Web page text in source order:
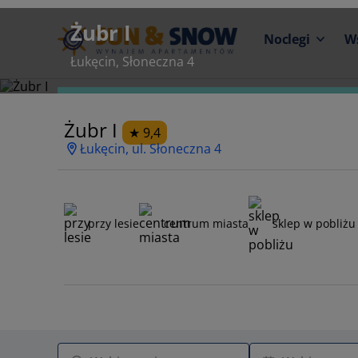
Noclegi
Żubr I
Łukęcin, Słoneczna 4
Żubr I
9,4
Łukęcin, ul. Słoneczna 4
przy lesie centrum miasta sklep w pobliżu